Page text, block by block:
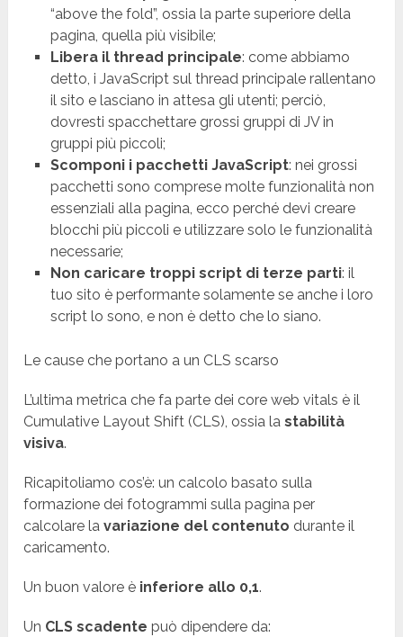
“above the fold”, ossia la parte superiore della
pagina, quella più visibile;
Libera il thread principale: come abbiamo
detto, i JavaScript sul thread principale rallentano
il sito e lasciano in attesa gli utenti; perciò,
dovresti spacchettare grossi gruppi di JV in
gruppi più piccoli;
Scomponi i pacchetti JavaScript: nei grossi
pacchetti sono comprese molte funzionalità non
essenziali alla pagina, ecco perché devi creare
blocchi più piccoli e utilizzare solo le funzionalità
necessarie;
Non caricare troppi script di terze parti: il
tuo sito è performante solamente se anche i loro
script lo sono, e non è detto che lo siano.
Le cause che portano a un CLS scarso
L’ultima metrica che fa parte dei core web vitals è il
Cumulative Layout Shift (CLS), ossia lastabilità
visiva.
Ricapitoliamo cos’è: un calcolo basato sulla
formazione dei fotogrammi sulla pagina per
calcolare lavariazione del contenuto durante il
caricamento.
Un buon valore è inferiore allo 0,1.
Un CLS scadente può dipendere da: